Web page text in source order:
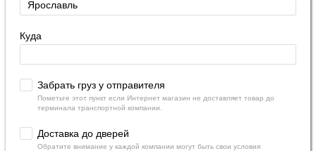
Куда
Забрать груз у отправителя
Пометьте этот пункт если Интернет магазин не доставляет товар до
терминала транспортной компании.
Доставка до дверей
Обратите внимание у каждой компании могут быть свои условия